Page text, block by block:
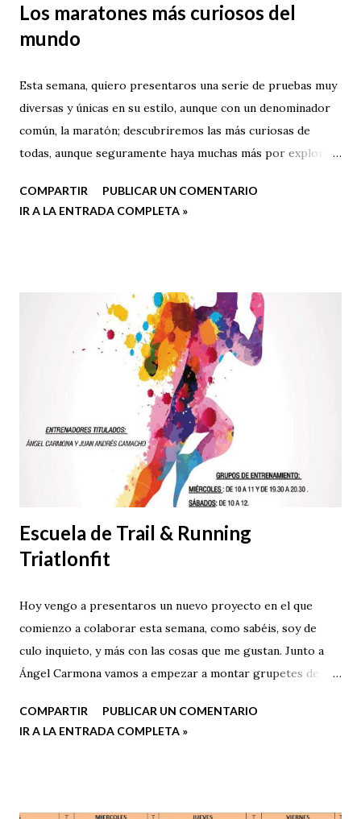
Los maratones más curiosos del
mundo
Esta semana, quiero presentaros una serie de pruebas muy
diversas y únicas en su estilo, aunque con un denominador
común, la maratón; descubriremos las más curiosas de
todas, aunque seguramente haya muchas más por explorar.
COMPARTIR
PUBLICAR UN COMENTARIO
IR A LA ENTRADA COMPLETA »
Escuela de Trail & Running
Triatlonfit
Hoy vengo a presentaros un nuevo proyecto en el que
comienzo a colaborar esta semana, como sabéis, soy de
culo inquieto, y más con las cosas que me gustan. Junto a
Ángel Carmona vamos a empezar a montar grupetes de
iniciación y abiertos a todo el público y todos los niveles.
COMPARTIR
PUBLICAR UN COMENTARIO
IR A LA ENTRADA COMPLETA »